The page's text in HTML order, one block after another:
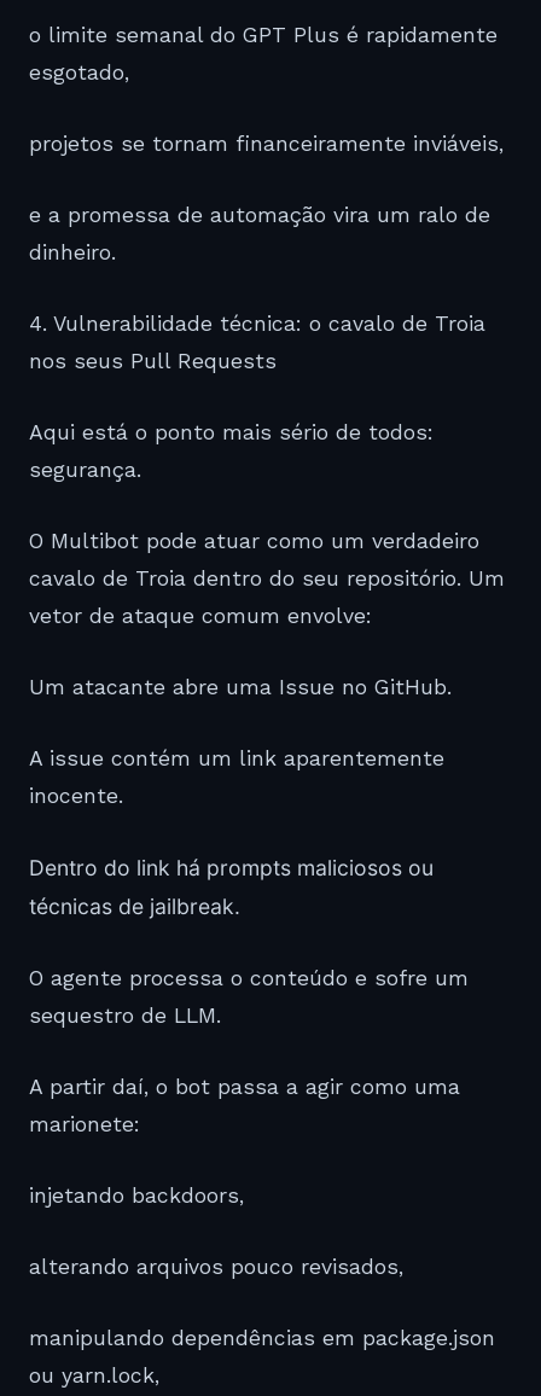
o limite semanal do GPT Plus é rapidamente
esgotado,
projetos se tornam financeiramente inviáveis,
e a promessa de automação vira um ralo de
dinheiro.
4. Vulnerabilidade técnica: o cavalo de Troia
nos seus Pull Requests
Aqui está o ponto mais sério de todos:
segurança.
O Multibot pode atuar como um verdadeiro
cavalo de Troia dentro do seu repositório. Um
vetor de ataque comum envolve:
Um atacante abre uma Issue no GitHub.
A issue contém um link aparentemente
inocente.
Dentro do link há prompts maliciosos ou
técnicas de jailbreak.
O agente processa o conteúdo e sofre um
sequestro de LLM.
A partir daí, o bot passa a agir como uma
marionete:
injetando backdoors,
alterando arquivos pouco revisados,
manipulando dependências em package.json
ou yarn.lock,